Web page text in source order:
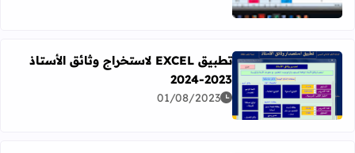
اقرأ المزيد عن تطبيق EXCEL لاستخراج وثائق الأستاذ 2023-2024
تطبيق EXCEL لاستخراج وثائق الأستاذ
2023-2024
01/08/2023